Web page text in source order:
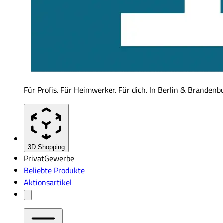
Für Profis. Für Heimwerker. Für dich. In Berlin &
3D Shopping
PrivatGewerbe
Beliebte Produkte
Aktionsartikel